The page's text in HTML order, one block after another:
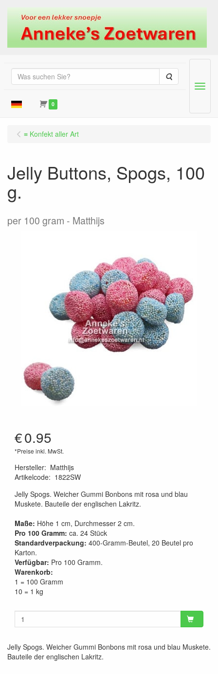
Suche
0
Menu
≡ Konfekt aller Art
Jelly Buttons, Spogs, 100
g.
per 100 gram Matthijs
€0.95
*Preise inkl. MwSt.
Hersteller: Matthijs
Artikelcode: 1822SW
Jelly Spogs. Weicher Gummi Bonbons mit rosa und blau
Muskete. Bauteile der englischen Lakritz.
Maße: Höhe 1 cm, Durchmesser 2 cm.
Pro 100 Gramm: ca. 24 Stück
Standardverpackung: 400-Gramm-Beutel, 20 Beutel pro
Karton.
Verfügbar: Pro 100 Gramm.
Warenkorb:
1 = 100 Gramm
10 = 1 kg
Jelly Spogs. Weicher Gummi Bonbons mit rosa und blau Muskete.
Bauteile der englischen Lakritz.